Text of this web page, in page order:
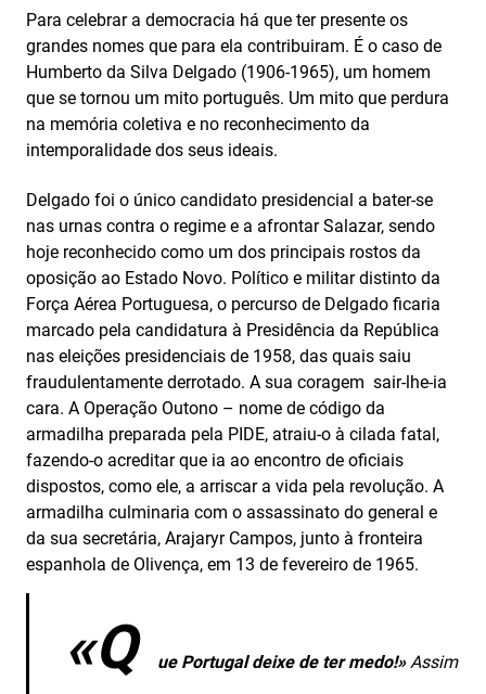
Para celebrar a democracia há que ter presente os
grandes nomes que para ela contribuiram. É o caso de
Humberto da Silva Delgado (1906-1965), um homem
que se tornou um mito português. Um mito que perdura
na memória coletiva e no reconhecimento da
intemporalidade dos seus ideais.
Delgado foi o único candidato presidencial a bater-se
nas urnas contra o regime e a afrontar Salazar, sendo
hoje reconhecido como um dos principais rostos da
oposição ao Estado Novo. Político e militar distinto da
Força Aérea Portuguesa, o percurso de Delgado ficaria
marcado pela candidatura à Presidência da República
nas eleições presidenciais de 1958, das quais saiu
fraudulentamente derrotado. A sua coragem sair-lhe-ia
cara. A Operação Outono – nome de código da
armadilha preparada pela PIDE, atraiu-o à cilada fatal,
fazendo-o acreditar que ia ao encontro de oficiais
dispostos, como ele, a arriscar a vida pela revolução. A
armadilha culminaria com o assassinato do general e
da sua secretária, Arajaryr Campos, junto à fronteira
espanhola de Olivença, em 13 de fevereiro de 1965.
«Q ue Portugal deixe de ter medo!»Assim